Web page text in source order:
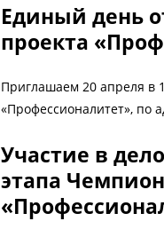
Единый день
проекта
Приглашаем 20 апреля в
«Профессионалитет», по
Участие в
этапа